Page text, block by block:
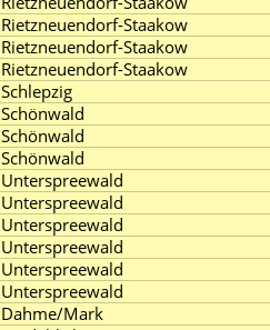
Rietzneuendorf-Staakow
Rietzneuendorf-Staakow
Rietzneuendorf-Staakow
Schlepzig
Schönwald
Schönwald
Schönwald
Unterspreewald
Unterspreewald
Unterspreewald
Unterspreewald
Unterspreewald
Unterspreewald
Dahme/Mark